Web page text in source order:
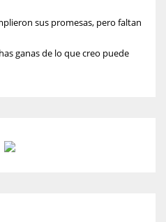
sus promesas, pero faltan
ganas de lo que creo puede